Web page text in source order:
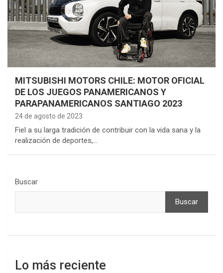
MITSUBISHI MOTORS CHILE: MOTOR OFICIAL
DE LOS JUEGOS PANAMERICANOS Y
PARAPANAMERICANOS SANTIAGO 2023
24 de agosto de 2023
Fiel a su larga tradición de contribuir con la vida sana y la
realización de deportes,…
Buscar
Buscar
Lo más reciente